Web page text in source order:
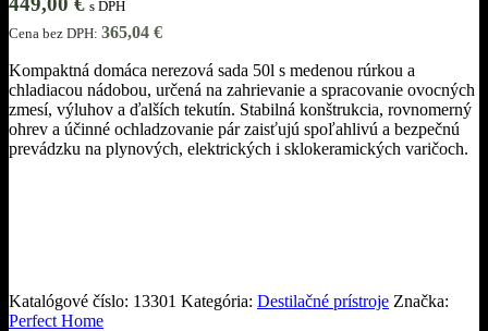
s DPH
Cena bez DPH: 365,04 €
Kompaktná domáca nerezová sada 50l s medenou rúrkou a
chladiacou nádobou, určená na zahrievanie a spracovanie ovocných
zmesí, výluhov a ďalších tekutín. Stabilná konštrukcia, rovnomerný
ohrev a účinné ochladzovanie pár zaisťujú spoľahlivú a bezpečnú
prevádzku na plynových, elektrických i sklokeramických varičoch.
Katalógové číslo: 13301 Kategória: Destilačné prístroje Značka:
Perfect Home